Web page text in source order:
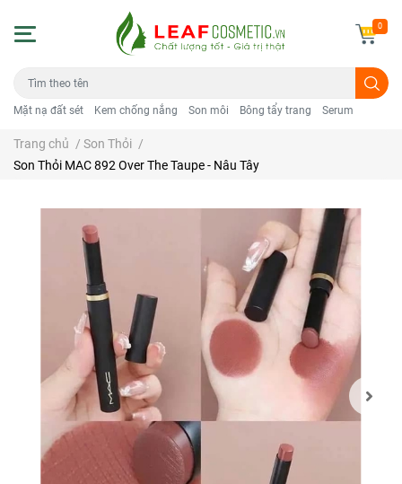
Mặt nạ đất sét Kem chống nắng Son môi Bông tẩy trang Serum
0
Trang chủ / Son Thỏi /
Son Thỏi MAC 892 Over The Taupe - Nâu Tây